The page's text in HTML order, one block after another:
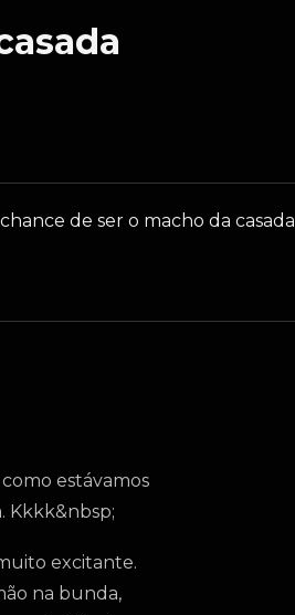
de ser o macho da casada
estávamos
Kkkk&nbsp;
excitante.
na bunda,